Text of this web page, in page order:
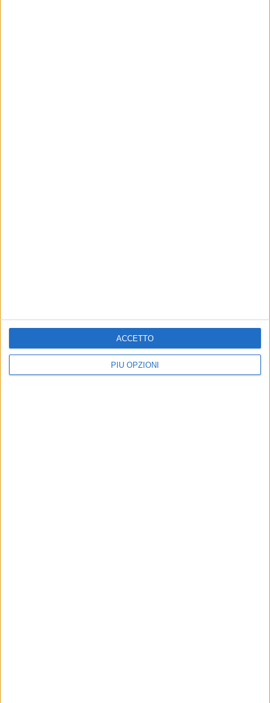
PIÙ OPZIONI
ACCETTO